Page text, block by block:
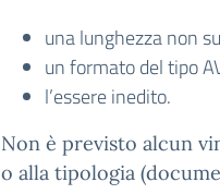
una lunghezza non
un formato del tipo
l’essere inedito.
Non è previsto alcun
o alla tipologia